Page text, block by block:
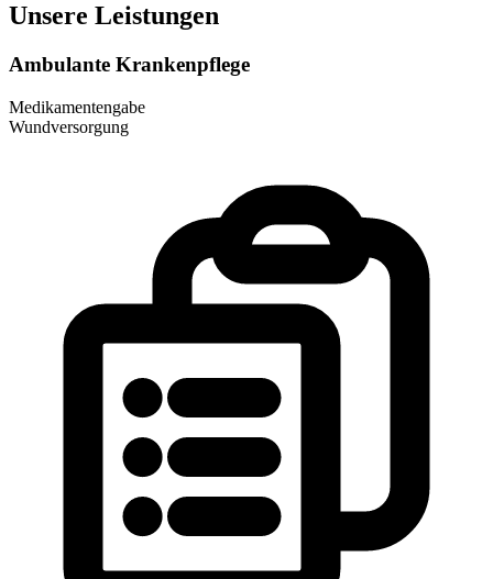
Unsere Leistungen
Ambulante Krankenpflege
Medikamentengabe
Wundversorgung